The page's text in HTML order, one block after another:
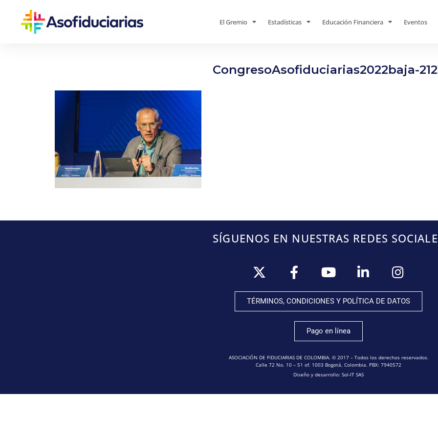
El Gremio Estadísticas Educación Financiera Eventos
CongresoAsofiduciarias2022baja-
SÍGUENOS EN NUESTRAS REDES
TÉRMINOS, CONDICIONES Y POLÍTICA DE DATOS
Pago en línea
ASOCIACIÓN DE FIDUCIARIAS DE COLOMBIA. © 2017 – Todos los derechos reservados.
Calle 72 No. 10 – 51 of. 1003 Bogotá, Colombia. PBX: 7940572
Diseño y desarrollo: Sol-IT SAS